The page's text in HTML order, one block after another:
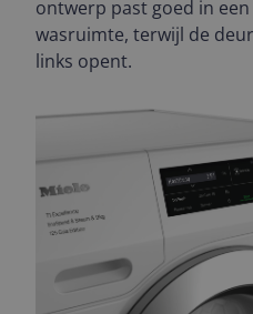
ontwerp past goed in
wasruimte, terwijl de
links opent.